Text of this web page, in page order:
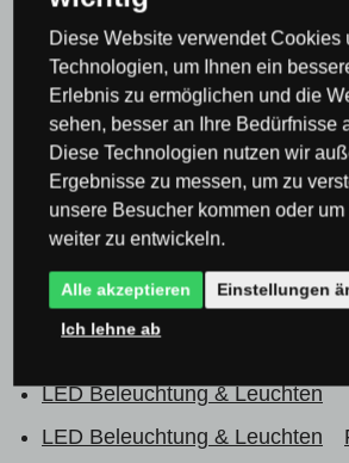
für Wohnzimmer
Wohnzimmer
Lampen & Beleuchtung nach
Treppenbeleuchtung
Lampen & Beleuchtung nach
Treppenbeleuchtung
Lampen & Beleuchtung nach
LED Beleuchtung & Leuchten
LED Beleuchtung & Leuchten
Diese Website verwendet Cookies
Technologien, um Ihnen ein
Erlebnis zu ermöglichen und die
sehen, besser an Ihre Bedürfnisse
Diese Technologien nutzen wir
Ergebnisse zu messen, um zu
unsere Besucher kommen oder
weiter zu entwickeln.
Alle akzeptieren Einstellungen
Ich lehne ab